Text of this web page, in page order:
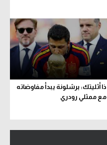
ذا أثليتك: برشلونة يبدأ مفاوضاته
مع ممثلي رودري